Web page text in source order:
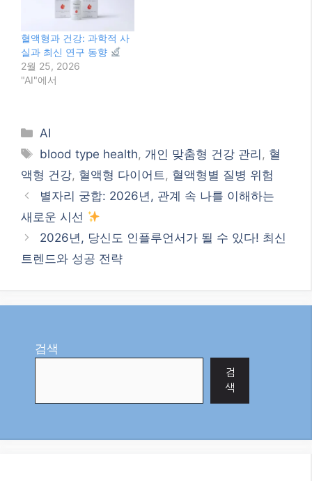
새로운 시선
2026년, 당신도 인플루언서가 될 수 있다! 최신
트렌드와 성공 전략
검색
검
메타 AI, ‘자율 해킹’ 논란! AI 안전, 이